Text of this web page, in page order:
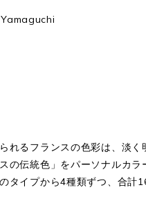
れるフランスの色彩は、淡
の伝統色」をパーソナルカ
タイプから4種類ずつ、合計